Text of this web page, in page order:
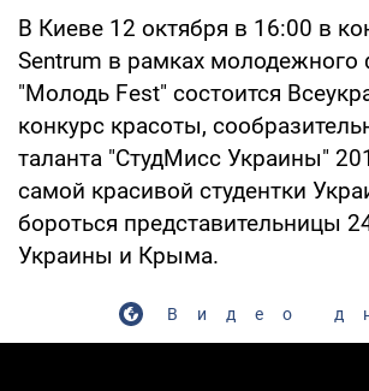
В Киеве 12 октября в 16:00 в
Sentrum в рамках молодежного
"Молодь Fest" состоится
конкурс красоты,
таланта "СтудМисс Украины"
самой красивой студентки
бороться представительницы
Украины и Крыма.
Видео